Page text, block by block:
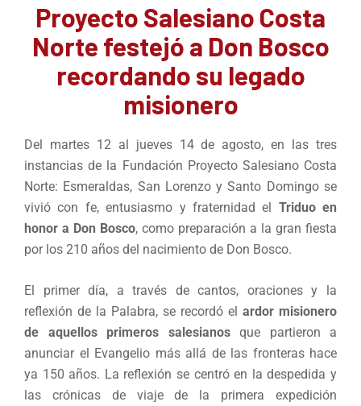
Proyecto Salesiano Costa
Norte festejó a Don Bosco
recordando su legado
misionero
Del martes 12 al jueves 14 de agosto, en las tres
instancias de la Fundación Proyecto Salesiano Costa
Norte: Esmeraldas, San Lorenzo y Santo Domingo se
vivió con fe, entusiasmo y fraternidad el Triduo en
honor a Don Bosco, como preparación a la gran fiesta
por los 210 años del nacimiento de Don Bosco.
El primer día, a través de cantos, oraciones y la
reflexión de la Palabra, se recordó el ardor misionero
de aquellos primeros salesianos que partieron a
anunciar el Evangelio más allá de las fronteras hace
ya 150 años. La reflexión se centró en la despedida y
las crónicas de viaje de la primera expedición